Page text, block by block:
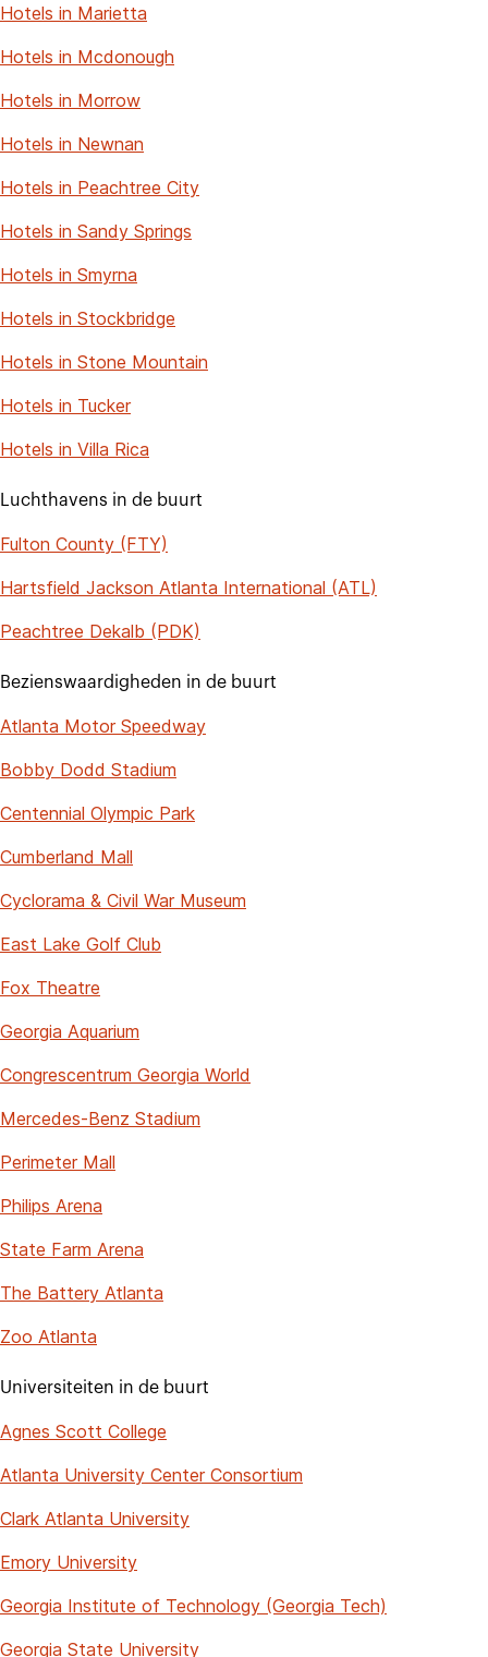
Hotels in Marietta
Hotels in Mcdonough
Hotels in Morrow
Hotels in Newnan
Hotels in Peachtree City
Hotels in Sandy Springs
Hotels in Smyrna
Hotels in Stockbridge
Hotels in Stone Mountain
Hotels in Tucker
Hotels in Villa Rica
Luchthavens in de buurt
Fulton County (FTY)
Hartsfield Jackson Atlanta International (ATL)
Peachtree Dekalb (PDK)
Bezienswaardigheden in de buurt
Atlanta Motor Speedway
Bobby Dodd Stadium
Centennial Olympic Park
Cumberland Mall
Cyclorama & Civil War Museum
East Lake Golf Club
Fox Theatre
Georgia Aquarium
Congrescentrum Georgia World
Mercedes-Benz Stadium
Perimeter Mall
Philips Arena
State Farm Arena
The Battery Atlanta
Zoo Atlanta
Universiteiten in de buurt
Agnes Scott College
Atlanta University Center Consortium
Clark Atlanta University
Emory University
Georgia Institute of Technology (Georgia Tech)
Georgia State University